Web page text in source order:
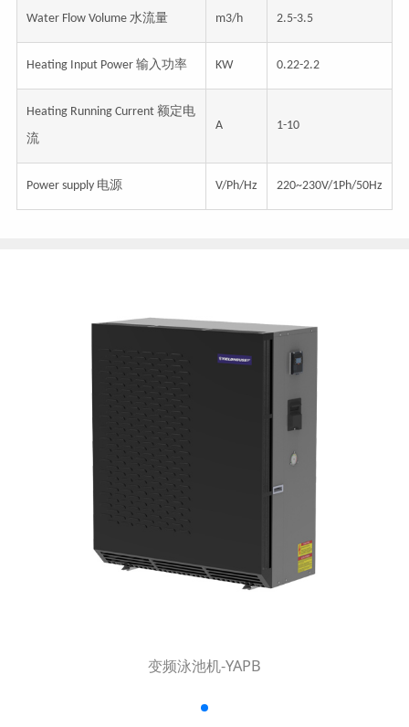
Water Flow Volume 水流量 m3/h 2.5-3.5
Heating Input Power 输入功率 KW 0.22-2.2
Heating Running Current 额定电
流
A 1-10
Power supply 电源 V/Ph/Hz 220~230V/1Ph/50Hz
变频泳池机-YAPB